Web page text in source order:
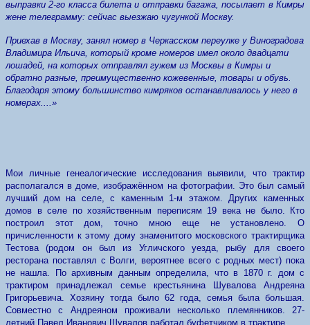
выправки 2-го класса билета и отправки багажа, посылает в Кимры
жене телеграмму: сейчас выезжаю чугункой Москву.
Приехав в Москву, занял номер в Черкасском переулке у Виноградова
Владимира Ильича, который кроме номеров имел около двадцати
лошадей, на которых отправлял гужем из Москвы в Кимры и
обратно разные, преимущественно кожевенные, товары и обувь.
Благодаря этому большинство кимряков останавливалось у него в
номерах....»
Мои личные генеалогические исследования выявили, что трактир
располагался в доме, изображённом на фотографии. Это был самый
лучший дом на селе, с каменным 1-м этажом. Других каменных
домов в селе по хозяйственным переписям 19 века не было. Кто
построил этот дом, точно мною еще не установлено. О
причисленности к этому дому знаменитого московского трактирщика
Тестова (родом он был из Угличского уезда, рыбу для своего
ресторана поставлял с Волги, вероятнее всего с родных мест) пока
не нашла. По архивным данным определила, что в 1870 г. дом с
трактиром принадлежал семье крестьянина Шувалова Андреяна
Григорьевича. Хозяину тогда было 62 года, семья была большая.
Совместно с Андреяном проживали несколько племянников. 27-
летний Павел Иванович Шувалов работал буфетчиком в трактире.